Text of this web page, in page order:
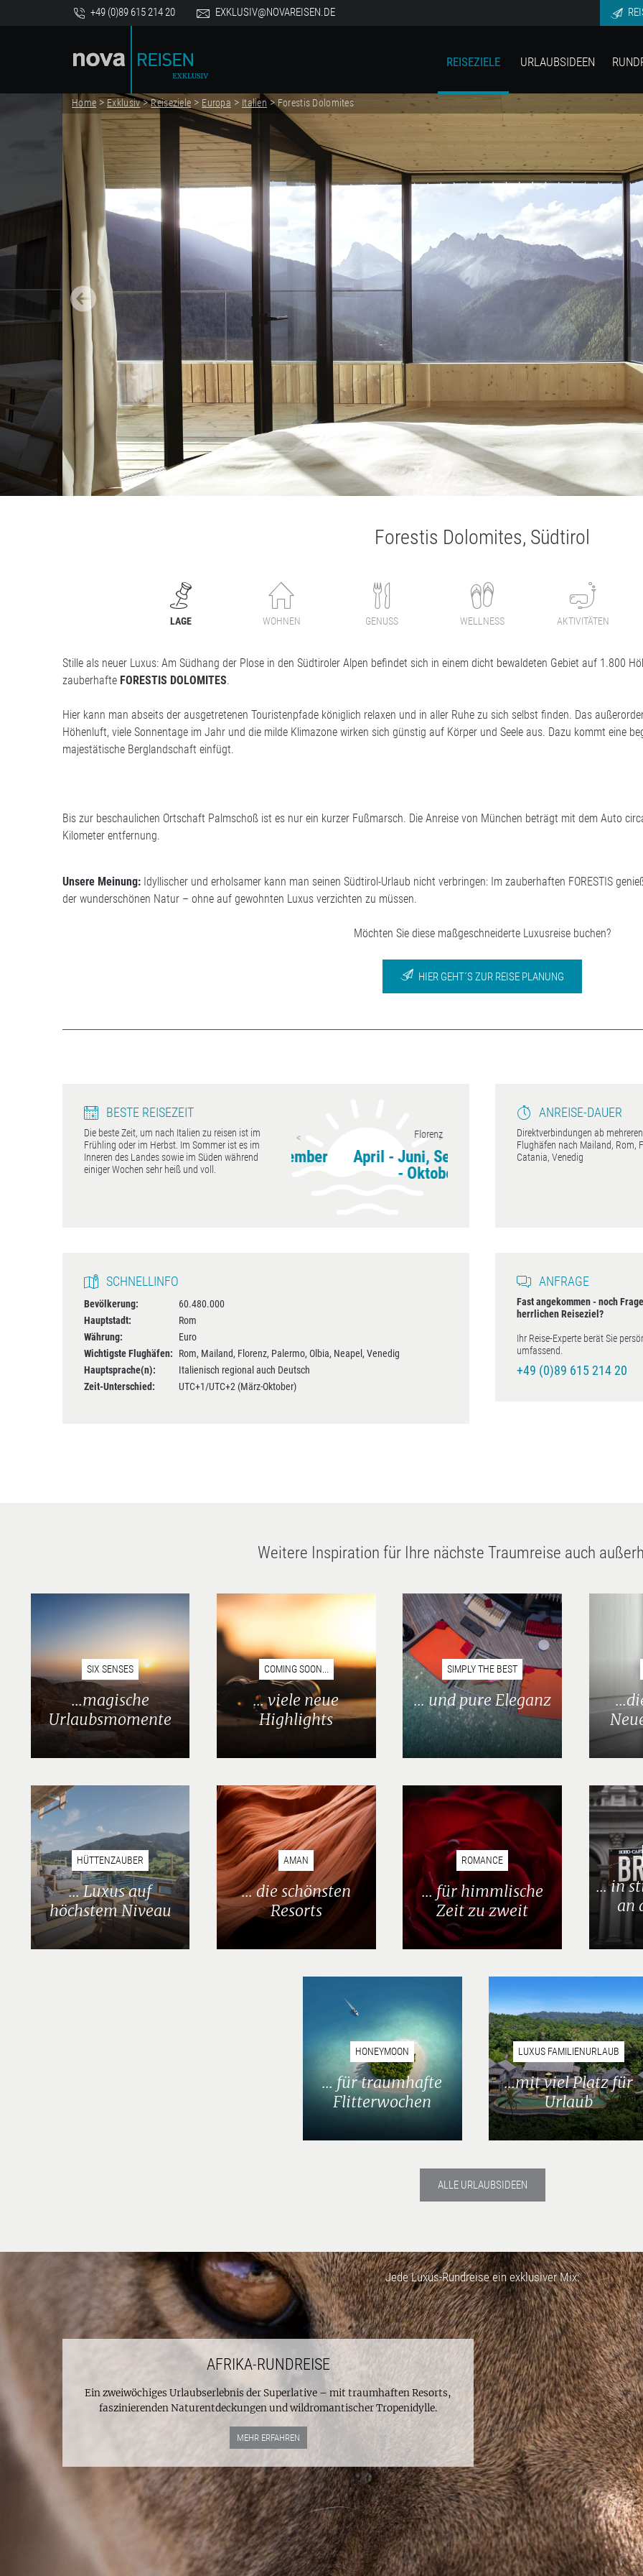
+49 (0)89 615 214 20 EXKLUSIV@NOVAREISEN.DE
REISEZIELE URLAUBSIDEEN
Home >Exklusiv>Reiseziele > Europa > Italien>Forestis Dolomites
Forestis Dolomites, Südtirol
LAGE WOHNEN GENUSS WELLNESS AKTIVITÄTEN
Stille als neuer Luxus: Am Südhang der Plose in den Südtiroler Alpen befindet sich in einem dicht bewaldeten Gebiet auf 1.800
zauberhafte FORESTIS DOLOMITES.
Hier kann man abseits der ausgetretenen Touristenpfade königlich relaxen und in aller Ruhe zu sich selbst finden. Das
Höhenluft, viele Sonnentage im Jahr und die milde Klimazone wirken sich günstig auf Körper und Seele aus. Dazu kommt eine
majestätische Berglandschaft einfügt.
Bis zur beschaulichen Ortschaft Palmschoß ist es nur ein kurzer Fußmarsch. Die Anreise von München beträgt mit dem Auto
Kilometer entfernung.
Unsere Meinung: Idyllischer und erholsamer kann man seinen Südtirol-Urlaub nicht verbringen: Im zauberhaften FORESTIS
der wunderschönen Natur – ohne auf gewohnten Luxus verzichten zu müssen.
Möchten Sie diese maßgeschneiderte Luxusreise buchen?
HIER GEHT´S ZUR REISE PLANUNG
BESTE REISEZEIT
Die beste Zeit, um nach Italien zu reisen ist im
Frühling oder im Herbst. Im Sommer ist es im
Inneren des Landes sowie im Süden während
einiger Wochen sehr heiß und voll.
April - Oktober
Capri
April - November
April - Juni, September
- Oktober
Sardinien
Mai - Oktober
April
ANREISE-DAUER
Direktverbindungen ab
Flughäfen nach Mailand, Rom,
Catania, Venedig
SCHNELLINFO
Bevölkerung:
60.480.000
Hauptstadt:
Rom
Währung:
Euro
Wichtigste Flughäfen: Rom, Mailand, Florenz, Palermo, Olbia, Neapel, Venedig
Hauptsprache(n):
Italienisch regional auch Deutsch
Zeit-Unterschied:
UTC+1/UTC+2 (März-Oktober)
ANFRAGE
Fast angekommen - noch
herrlichen Reiseziel?
Ihr Reise-Experte berät Sie
umfassend.
+49 (0)89 615 214 20
Weitere Inspiration für Ihre nächste Traumreise auch
SIX SENSES
...magische
Urlaubsmomente
COMING SOON...
... viele neue
Highlights
SIMPLY THE BEST
... und pure Eleganz
HÜTTENZAUBER
... Luxus auf
höchstem Niveau
AMAN
... die schönsten
Resorts
ROMANCE
... für himmlische
Zeit zu zweit
... in
an
HONEYMOON
... für traumhafte
Flitterwochen
LUXUS FAMILIENURLAUB
...mit viel Platz für
Urlaub
ALLE URLAUBSIDEEN
AFRIKA-RUNDREISE
Ein zweiwöchiges Urlaubserlebnis der Superlative – mit traumhaften Resorts,
faszinierenden Naturentdeckungen und wildromantischer Tropenidylle.
MEHR ERFAHREN
Jede Luxus-Rundreise ein exklusiver Mix: